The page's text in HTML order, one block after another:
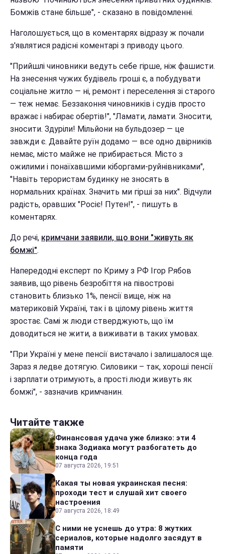
Бомжів стане більше", - сказано в повідомленні.
Наголошується, що в коментарях відразу ж почали
з'являтися радісні коментарі з приводу цього.
"Прийшлі чиновники ведуть себе гірше, ніж фашисти.
На знесення чужих будівель гроші є, а побудувати
соціальне житло — ні, ремонт і переселення зі старого
— теж немає. Беззаконня чиновників і судів просто
вражає і набирає обертів!", "Ламати, ламати. Зносити,
зносити. Здуріли! Мільйони на бульдозер — це
завжди є. Давайте руїн додамо — все одно двірників
немає, місто майже не прибирається. Місто з
ожилими і понаїхавшими кіборгами-руйнівниками",
"Навіть терористам будинку не зносять в
нормальних країнах. Значить ми гірші за них". Відчули
радість, оравших "Росіє! Путен!", - пишуть в
коментарях.
До речі, кримчани заявили, що вони "живуть як
бомжі".
Напередодні експерт по Криму з РФ Ігор Рябов
заявив, що рівень безробіття на півострові
становить близько 1%, пенсії вище, ніж на
материковій Україні, так і в цілому рівень життя
зростає. Самі ж люди стверджують, що їм
доводиться не жити, а виживати в таких умовах.
"При Україні у мене пенсії вистачало і залишалося ще.
Зараз я ледве дотягую. Силовики – так, хороші пенсії
і зарплати отримують, а прості люди живуть як
бомжі", - зазначив кримчанин.
Читайте также
Финансовая удача уже близко: эти 4
знака Зодиака могут разбогатеть до
конца года
07 августа 2026, 19:51
Какая ты новая украинская песня:
проходи тест и слушай хит своего
настроения
07 августа 2026, 18:49
С ними не уснешь до утра: 8 жутких
сериалов, которые надолго засядут в
памяти